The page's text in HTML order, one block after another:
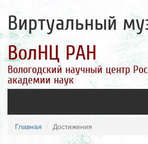
Виртуальный
ВолНЦ РАН
Вологодский научный центр
академии наук
Главная Достижения